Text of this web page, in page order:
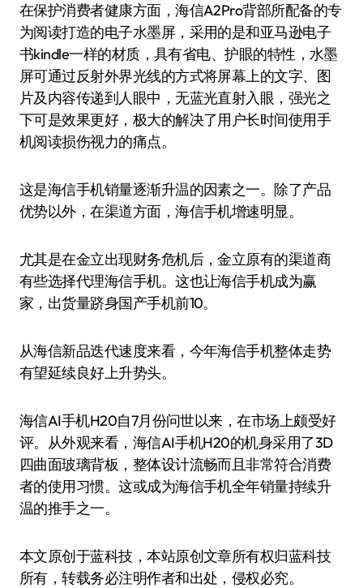
在保护消费者健康方面，海信A2Pro背部所配备的专
为阅读打造的电子水墨屏，采用的是和亚马逊电子
书kindle一样的材质，具有省电、护眼的特性，水墨
屏可通过反射外界光线的方式将屏幕上的文字、图
片及内容传递到人眼中，无蓝光直射入眼，强光之
下可是效果更好，极大的解决了用户长时间使用手
机阅读损伤视力的痛点。
这是海信手机销量逐渐升温的因素之一。除了产品
优势以外，在渠道方面，海信手机增速明显。
尤其是在金立出现财务危机后，金立原有的渠道商
有些选择代理海信手机。这也让海信手机成为赢
家，出货量跻身国产手机前10。
从海信新品迭代速度来看，今年海信手机整体走势
有望延续良好上升势头。
海信AI手机H20自7月份问世以来，在市场上颇受好
评。从外观来看，海信AI手机H20的机身采用了3D
四曲面玻璃背板，整体设计流畅而且非常符合消费
者的使用习惯。这或成为海信手机全年销量持续升
温的推手之一。
本文原创于蓝科技，本站原创文章所有权归蓝科技
所有，转载务必注明作者和出处，侵权必究。